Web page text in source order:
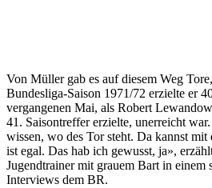
Von Müller gab es auf diesem Weg
Bundesliga-Saison 1971/72 erzielte er
vergangenen Mai, als Robert
41. Saisontreffer erzielte, unerreicht
wissen, wo des Tor steht. Da kannst mit
ist egal. Das hab ich gewusst, ja»,
Jugendtrainer mit grauem Bart in einem
Interviews dem BR.